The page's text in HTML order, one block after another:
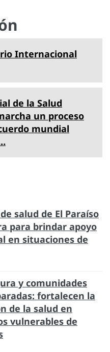
Internacional
de la Salud
un proceso
mundial
salud de El Paraíso
para brindar apoyo
en situaciones de
y comunidades
fortalecen la
de la salud en
vulnerables de